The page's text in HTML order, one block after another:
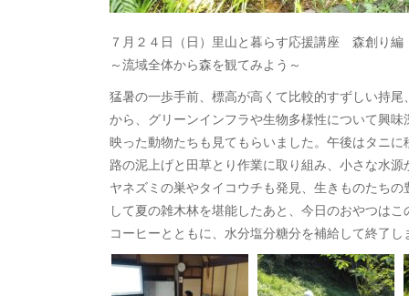
７月２４日（日）里山と暮らす応援講座 森創り編
～流域全体から森を観てみよう～
猛暑の一歩手前、標高が高くて比較的すずしい持
から、グリーンインフラや生物多様性について興
映った動物たちも見てもらいました。午後はタニ
路の泥上げと田草とり作業に取り組み、小さな水
ヤネズミの巣やタイコウチも発見、生きものたち
して夏の雑木林を堪能したあと、今日のおやつは
コーヒーとともに、水分塩分糖分を補給して終了し